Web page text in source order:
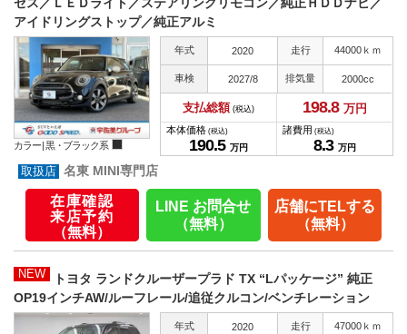
アイドリングストップ／純正アルミ
カラー | 黒・ブラック系
年式 2020 走行 44000ｋｍ
車検 2027/8 排気量 2000cc
支払総額 (税込) 198.8 万円
本体価格 (税込)
190.5 万円
諸費用 (税込)
8.3 万円
名東 MINI専門店
在庫確認
来店予約
（無料）
LINE お問合せ
（無料）
店舗にTELする
（無料）
NEW
トヨタ ランドクルーザープラド TX “Lパッケージ” 純正
OP19インチAW/ルーフレール/追従クルコン/ベンチレーション
年式 2020 走行 47000ｋｍ